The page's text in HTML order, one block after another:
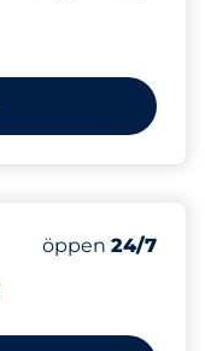
Antal
Electric Car
Fredag&nbsp
öppen 24/7